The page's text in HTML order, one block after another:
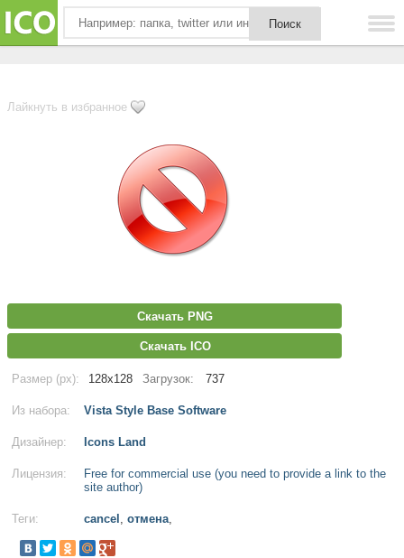
Лайкнуть в избранное
Скачать PNG
Скачать ICO
Размер (px): 128x128 Загрузок: 737
Из набора: Vista Style Base Software
Дизайнер: Icons Land
Лицензия:
Free for commercial use (you need to provide a link to the
site author)
Теги: cancel , отмена,